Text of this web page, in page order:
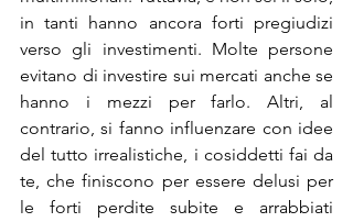
in tanti hanno ancora forti pregiudizi
verso gli investimenti. Molte persone
evitano di investire sui mercati anche se
hanno i mezzi per farlo. Altri, al
contrario, si fanno influenzare con idee
del tutto irrealistiche, i cosiddetti fai da
te, che finiscono per essere delusi per
le forti perdite subite e arrabbiati